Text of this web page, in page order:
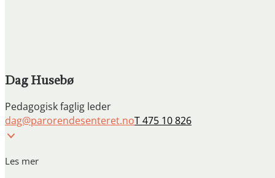
Dag Husebø
Pedagogisk faglig leder
dag@parorendesenteret.noT 475 10 826
Les mer